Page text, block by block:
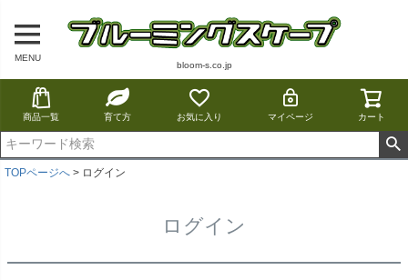
MENU
bloom-s.co.jp
商品一覧 育て方 お気に入り マイページ カート
TOPページへ ログイン
ログイン